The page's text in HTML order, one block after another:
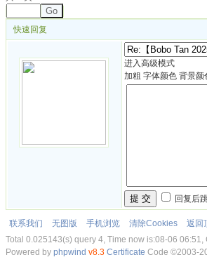
Go
快速回复
进入高级模式
加粗 字体颜色 背景颜
提 交 回复后
联系我们 无图版 手机浏览 清除Cookies
返回
Total 0.025143(s) query 4, Time now is:08-06 06:51,
Powered by phpwind v8.3 Certificate Code ©2003-